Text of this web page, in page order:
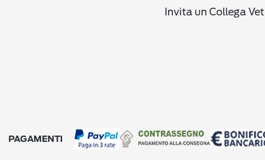
Invita un Collega Vet
PAGAMENTI